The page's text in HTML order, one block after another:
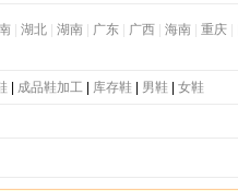
| 湖北| 湖南| 广东| 广西| 海南| 重庆|
| 成品鞋加工| 库存鞋| 男鞋| 女鞋